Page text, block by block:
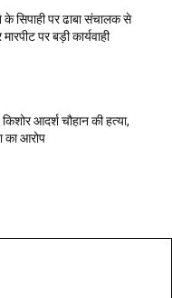
सिपाही पर ढाबा संचालक से
पर बड़ी कार्यवाही
आदर्श चौहान की हत्या,
का आरोप